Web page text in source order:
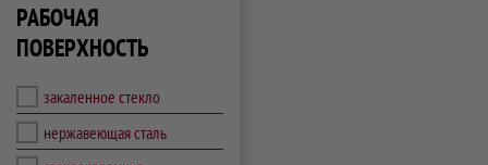
РАБОЧАЯ
ПОВЕРХНОСТЬ
закаленное стекло
нержавеющая сталь